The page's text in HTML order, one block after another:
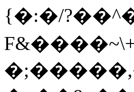
{�:�/